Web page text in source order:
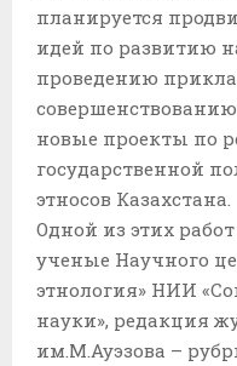
планируется
идей по развитию
проведению
новые проекты по
государственной
этносов Казахстана.
Одной из этих
ученые Научного
этнология» НИИ
науки», редакция
им.М.Ауэзова –